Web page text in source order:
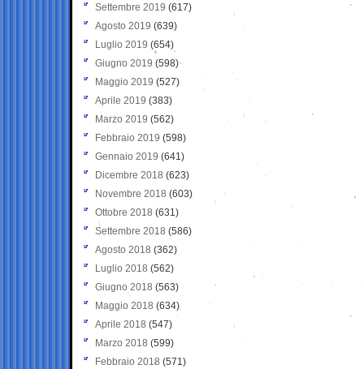
Settembre 2019 (617)
Agosto 2019 (639)
Luglio 2019 (654)
Giugno 2019 (598)
Maggio 2019 (527)
Aprile 2019 (383)
Marzo 2019 (562)
Febbraio 2019 (598)
Gennaio 2019 (641)
Dicembre 2018 (623)
Novembre 2018 (603)
Ottobre 2018 (631)
Settembre 2018 (586)
Agosto 2018 (362)
Luglio 2018 (562)
Giugno 2018 (563)
Maggio 2018 (634)
Aprile 2018 (547)
Marzo 2018 (599)
Febbraio 2018 (571)